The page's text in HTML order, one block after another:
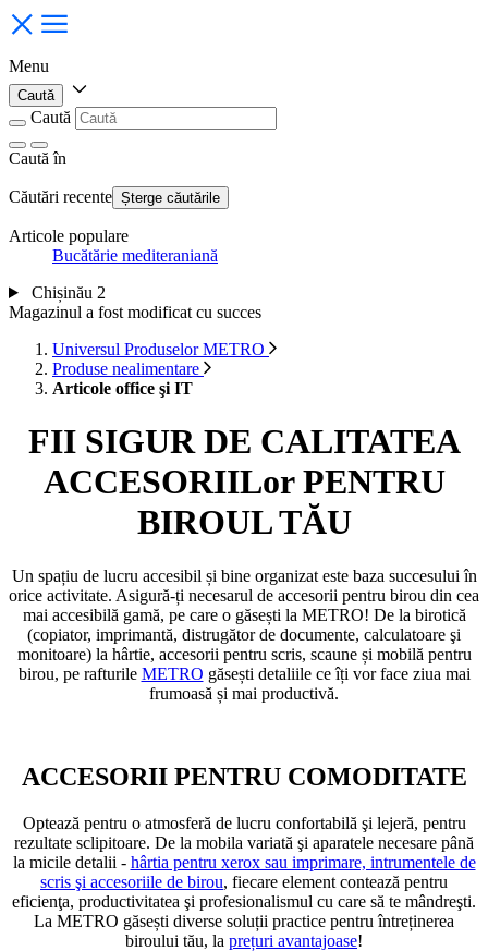
Menu
Caută
Caută
Caută în
Căutări recente Șterge căutările
Articole populare
Bucătărie mediteraniană
Chișinău 2
Magazinul a fost modificat cu succes
Universul Produselor METRO
Produse nealimentare
Articole office şi IT
FII SIGUR DE CALITATEA
ACCESORIILor PENTRU
BIROUL TĂU
Un spațiu de lucru accesibil și bine organizat este baza succesului în
orice activitate. Asigură-ți necesarul de accesorii pentru birou din cea
mai accesibilă gamă, pe care o găsești la METRO! De la birotică
(copiator, imprimantă, distrugător de documente, calculatoare şi
monitoare) la hârtie, accesorii pentru scris, scaune și mobilă pentru
birou, pe rafturile METRO găsești detaliile ce îți vor face ziua mai
frumoasă și mai productivă.
ACCESORII PENTRU COMODITATE
Optează pentru o atmosferă de lucru confortabilă şi lejeră, pentru
rezultate sclipitoare. De la mobila variată şi aparatele necesare până
la micile detalii - hârtia pentru xerox sau imprimare, intrumentele de
scris şi accesoriile de birou, fiecare element contează pentru
eficienţa, productivitatea şi profesionalismul cu care să te mândreşti.
La METRO găsești diverse soluții practice pentru întreținerea
biroului tău, la prețuri avantajoase!